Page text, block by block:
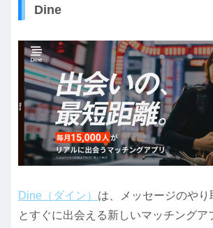
Dine
Dine（ダイン） は、メッセージのや
とすぐに出会える新しいマッチングア